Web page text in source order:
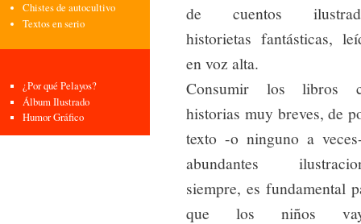
Chistes de autocultivo
Textos en serio
¿Por qué Pelayos?
Álbum Ilustrado
Humor Gráfico
de cuentos
historietas fantásticas,
en voz alta.
Consumir los libros
historias muy breves, de
texto -o ninguno a
abundantes
siempre, es fundamental
que los niños